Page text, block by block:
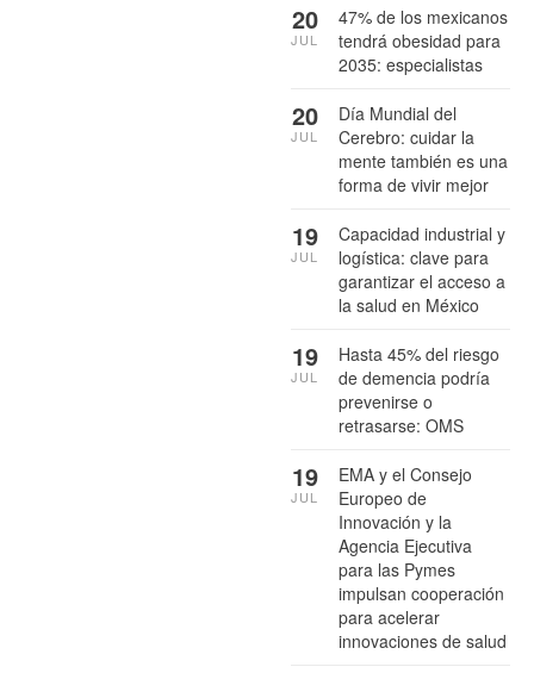
47% de los mexicanos
tendrá obesidad para
2035: especialistas
20
JUL
Día Mundial del
Cerebro: cuidar la
mente también es una
forma de vivir mejor
20
JUL
Capacidad industrial y
logística: clave para
garantizar el acceso a
la salud en México
19
JUL
Hasta 45% del riesgo
de demencia podría
prevenirse o
retrasarse: OMS
19
JUL
EMA y el Consejo
Europeo de
Innovación y la
Agencia Ejecutiva
para las Pymes
impulsan cooperación
para acelerar
innovaciones de salud
19
JUL